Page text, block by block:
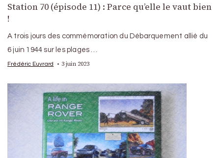
Station 70 (épisode 11) : Parce qu’elle le vaut bien
!
A trois jours des commémoration du Débarquement allié du
6 juin 1944 sur les plages …
Frédéric Euvrard 3 juin 2023